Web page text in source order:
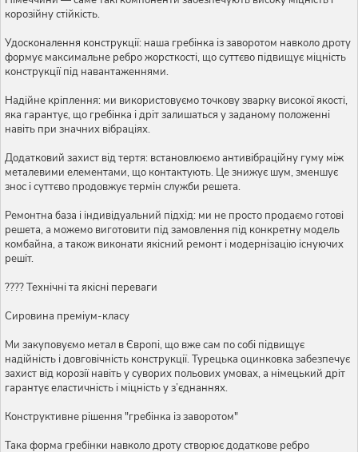
корозійну стійкість.
Удосконалення конструкції: наша гребінка із заворотом навколо дроту
формує максимальне ребро жорсткості, що суттєво підвищує міцність
конструкції під навантаженнями.
Надійне кріплення: ми використовуємо точкову зварку високої якості,
яка гарантує, що гребінка і дріт залишаться у заданому положенні
навіть при значних вібраціях.
Додатковий захист від тертя: встановлюємо антивібраційну гуму між
металевими елементами, що контактують. Це знижує шум, зменшує
знос і суттєво продовжує термін служби решета.
Ремонтна база і індивідуальний підхід: ми не просто продаємо готові
решета, а можемо виготовити під замовлення під конкретну модель
комбайна, а також виконати якісний ремонт і модернізацію існуючих
решіт.
???? Технічні та якісні переваги
Сировина преміум-класу
Ми закуповуємо метал в Європі, що вже сам по собі підвищує
надійність і довговічність конструкції. Турецька оцинковка забезпечує
захист від корозії навіть у суворих польових умовах, а німецький дріт
гарантує еластичність і міцність у з’єднаннях.
Конструктивне рішення "гребінка із заворотом"
Така форма гребінки навколо дроту створює додаткове ребро